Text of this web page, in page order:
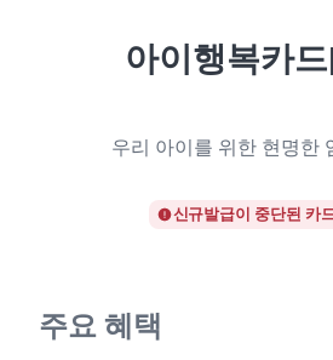
아이행복카
우리 아이를 위한 현명한
신규발급이 중단된 카
주요 혜택